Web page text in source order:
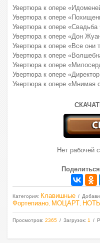
Увертюра к опере
Увертюра к опере
Увертюра к опере «Свадьба
Увертюра к опере «Дон
Увертюра к опере «Все они
Увертюра к опере
Увертюра к опере
Увертюра к опере
Увертюра к опере «Мнимая
Нет рабочей
Категория: Клавишные
Фортепиано МОЦАРТ НОТЫ
Просмотров: 2365 Загрузок: 1